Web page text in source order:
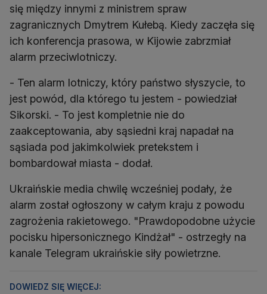
się między innymi z ministrem spraw
zagranicznych Dmytrem Kułebą. Kiedy zaczęła się
ich konferencja prasowa, w Kijowie zabrzmiał
alarm przeciwlotniczy.
- Ten alarm lotniczy, który państwo słyszycie, to
jest powód, dla którego tu jestem - powiedział
Sikorski. - To jest kompletnie nie do
zaakceptowania, aby sąsiedni kraj napadał na
sąsiada pod jakimkolwiek pretekstem i
bombardował miasta - dodał.
Ukraińskie media chwilę wcześniej podały, że
alarm został ogłoszony w całym kraju z powodu
zagrożenia rakietowego. "Prawdopodobne użycie
pocisku hipersonicznego Kindżał" - ostrzegły na
kanale Telegram ukraińskie siły powietrzne.
DOWIEDZ SIĘ WIĘCEJ: